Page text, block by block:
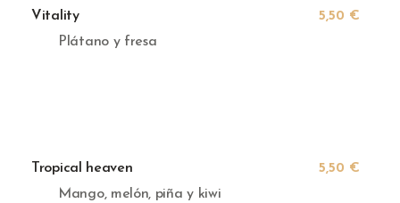
Vitality 5,50 €
Plátano y fresa
Tropical heaven 5,50 €
Mango, melón, piña y kiwi